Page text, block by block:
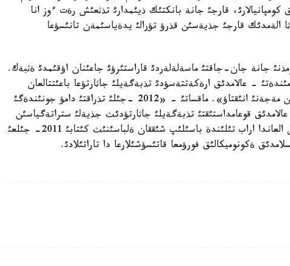
كومپانيالارئ، قارجئ جانة بانكتئك ذيئمدارئ تذثعئش رةت ءوز انا
الةمدئك قارجئ جذيةسئن قذرؤ تؤرالئ يدةياسئمةن تانئسؤعا
جانة جان-جاقتئ ماسةلةلةردئ قاراستئرؤئ جاعئنان اؤقئمدئ ةثبةك.
- عالامدئق ارةكةتتةسؤدئ تذبةگةيلئ جاثارتؤعا باعئتتالعان
ستراتةگيانئث دامؤئنا مذمكئندئك بةرةتئن مةجةنئ انئقتاؤ». ماقساتئ - «2012 -جئلئ تذراقتئ دامؤ جونئندةگئ
قوعامداستئقتئ تذبةگةيلئ جاثارتؤدئث جذيةلئ ستراتةگياسئن
دايئنداؤعا ذسئنئس بةرؤ». وسئ تذرعئدان العاندا اراب تئلئندة باسئلئپ شئققان ةلباسئنئث كئتابئ 2011- جئلعئ